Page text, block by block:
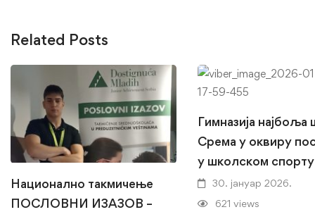
Related Posts
Национално такмичење
ПОСЛОВНИ ИЗАЗОВ –
Гимназија најбоља
Срема у оквиру
у школском спорту
30. јануар 2026.
621 views